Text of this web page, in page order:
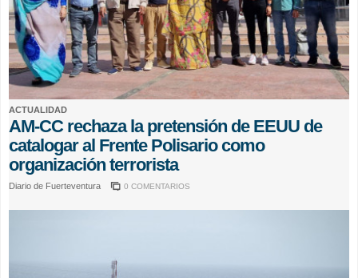
ACTUALIDAD
AM-CC rechaza la pretensión de EEUU de
catalogar al Frente Polisario como
organización terrorista
Diario de Fuerteventura 0 COMENTARIOS